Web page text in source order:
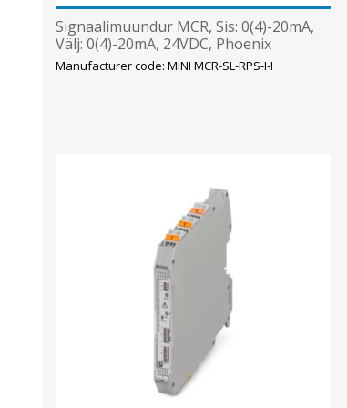
Signaalimuundur MCR, Sis: 0(4)-20mA,
Välj: 0(4)-20mA, 24VDC, Phoenix
Manufacturer code: MINI MCR-SL-RPS-I-I